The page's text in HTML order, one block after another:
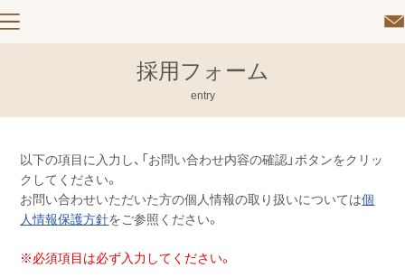
採用フォーム
entry
以下の項目に入力し、「お問い合わせ内容の確認」ボタンをクリッ
クしてください。
お問い合わせいただいた方の個人情報の取り扱いについては個
人情報保護方針をご参照ください。
※必須項目は必ず入力してください。